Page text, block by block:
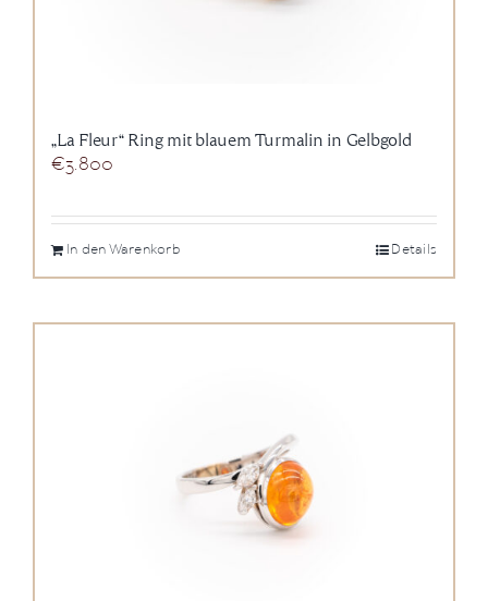
„La Fleur“ Ring mit blauem Turmalin in Gelbgold
€3.800
In den Warenkorb Details